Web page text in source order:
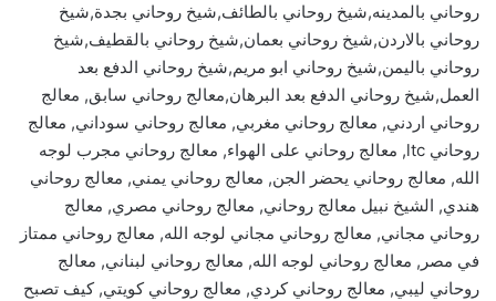
روحاني بالمدينه,شيخ روحاني بالطائف,شيخ روحاني بجدة,شيخ
روحاني بالاردن,شيخ روحاني بعمان,شيخ روحاني بالقطيف,شيخ
روحاني باليمن,شيخ روحاني ابو مريم,شيخ روحاني الدفع بعد
العمل,شيخ روحاني الدفع بعد البرهان,معالج روحاني سابق, معالج
روحاني اردني, معالج روحاني مغربي, معالج روحاني سوداني, معالج
روحاني ltc, معالج روحاني على الهواء, معالج روحاني مجرب لوجه
الله, معالج روحاني يحضر الجن, معالج روحاني يمني, معالج روحاني
هندي, الشيخ نبيل معالج روحاني, معالج روحاني مصري, معالج
روحاني مجاني, معالج روحاني مجاني لوجه الله, معالج روحاني ممتاز
في مصر, معالج روحاني لوجه الله, معالج روحاني لبناني, معالج
روحاني ليبي, معالج روحاني كردي, معالج روحاني كويتي, كيف تصبح